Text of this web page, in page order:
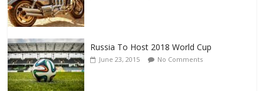
Russia To Host 2018 World Cup
June 23, 2015 No Comments